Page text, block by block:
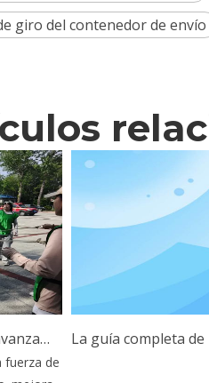
giro del contenedor de envío
Uniendo corazones y avanzando: Esen Wood realiza una capacitación de formación de equipos al aire libre
de